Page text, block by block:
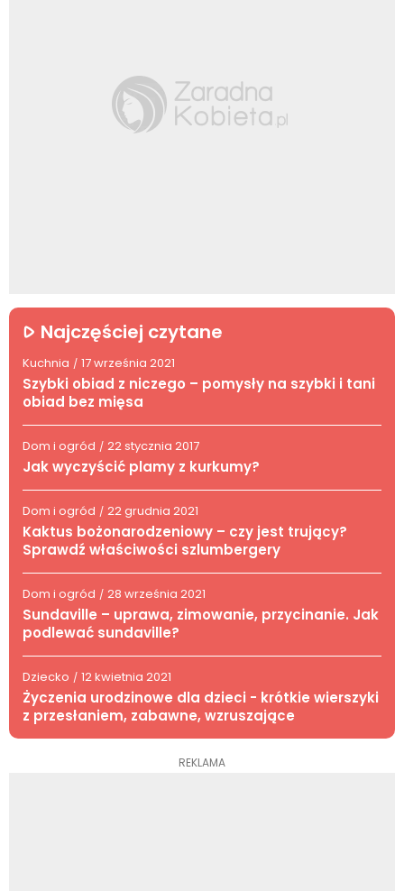
Najczęściej czytane
Kuchnia / 17 września 2021
Szybki obiad z niczego – pomysły na szybki i tani
obiad bez mięsa
Dom i ogród / 22 stycznia 2017
Jak wyczyścić plamy z kurkumy?
Dom i ogród / 22 grudnia 2021
Kaktus bożonarodzeniowy – czy jest trujący?
Sprawdź właściwości szlumbergery
Dom i ogród / 28 września 2021
Sundaville – uprawa, zimowanie, przycinanie. Jak
podlewać sundaville?
Dziecko / 12 kwietnia 2021
Życzenia urodzinowe dla dzieci - krótkie wierszyki
z przesłaniem, zabawne, wzruszające
REKLAMA